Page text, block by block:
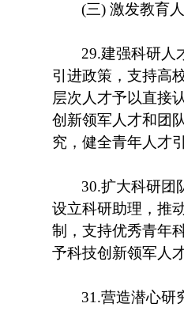
(三) 激发教育
29.建强科研人
引进政策，支持高
层次人才予以直接
创新领军人才和团
究，健全青年人才
30.扩大科研团
设立科研助理，推
制，支持优秀青年
予科技创新领军人
31.营造潜心研